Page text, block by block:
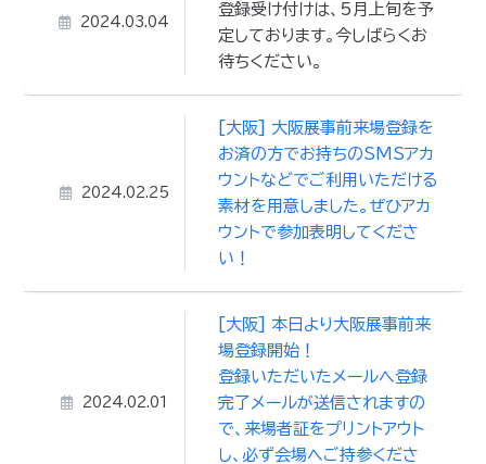
2024.03.04
登録受け付けは、5月上旬を予
定しております。今しばらくお
待ちください。
2024.02.25
[大阪] 大阪展事前来場登録を
お済の方でお持ちのSMSアカ
ウントなどでご利用いただける
素材を用意しました。ぜひアカ
ウントで参加表明してくださ
い！
2024.02.01
[大阪] 本日より大阪展事前来
場登録開始！
登録いただいたメールへ登録
完了メールが送信されますの
で、来場者証をプリントアウト
し、必ず会場へご持参くださ